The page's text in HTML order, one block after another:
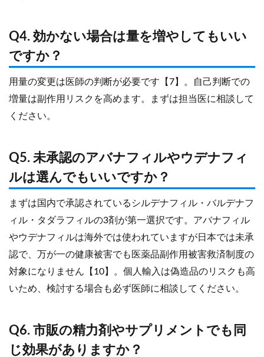
Q4. 効かない場合は量を増やしてもいい
ですか？
用量の変更は医師の判断が必要です【7】。自己判断での
増量は副作用リスクを高めます。まずは担当医に相談して
ください。
Q5. 未承認のアバナフィルやウデナフィ
ルは選んでもいいですか？
まずは国内で承認されているシルデナフィル・バルデナフ
ィル・タダラフィルの3剤が第一選択です。アバナフィル
やウデナフィルは海外では使われていますが日本では未承
認で、万が一の健康被害でも医薬品副作用被害救済制度の
対象になりません【10】。個人輸入は偽造品のリスクも高
いため、検討する場合も必ず医師に相談してください。
Q6. 市販の精力剤やサプリメントでも同
じ効果がありますか？